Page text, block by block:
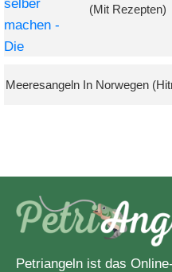
(mit Rezepten)
Meeresangeln In Norwegen
Petriangeln ist das